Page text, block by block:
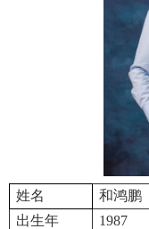
姓名
和鸿鹏
出生年
1987